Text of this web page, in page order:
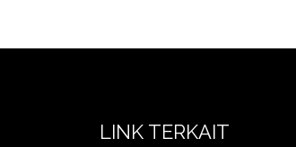
LINK TERKAIT